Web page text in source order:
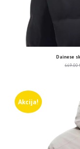
Dainese
669.00
Akcija!